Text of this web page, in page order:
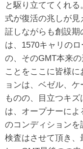
と駆り立ててくれ
式が復活の兆しが
証しながらも創設
は、1570キャリの
の、そのGMT本来
ことをここに皆様
ョンは、ベゼル、
ものの、目立つキ
は、オープナーに
のコンディション
検査はさせて頂き